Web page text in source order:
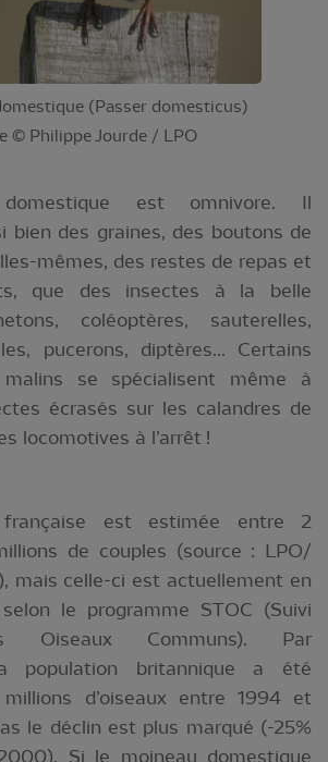
(Passer domesticus)
© Philippe Jourde / LPO
est omnivore. Il
bien des graines, des boutons de
mêmes, des restes de repas et
que des insectes à la belle
coléoptères, sauterelles,
pucerons, diptères... Certains
se spécialisent même à
écrasés sur les calandres de
locomotives à l’arrêt !
est estimée entre 2
de couples (source : LPO/
mais celle-ci est actuellement en
le programme STOC (Suivi
Oiseaux Communs). Par
population britannique a été
d’oiseaux entre 1994 et
le déclin est plus marqué (-25%
Si le moineau domestique